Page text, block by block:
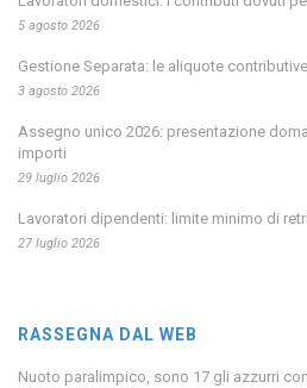
5 agosto 2026
Gestione Separata: le aliquote
3 agosto 2026
Assegno unico 2026: presentazione
importi
29 luglio 2026
Lavoratori dipendenti: limite minimo di
27 luglio 2026
RASSEGNA DAL WEB
Nuoto paralimpico, sono 17 gli azzurri